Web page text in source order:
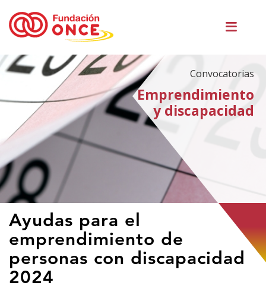
principal
Convocatorias
Emprendimiento
y discapacidad
encuentras
en
contenido
principal
Ayudas para el
emprendimiento de
personas con discapacidad
2024